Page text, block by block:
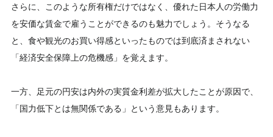
さらに、このような所有権だけではなく、優れた日本人の労働力
を安価な賃金で雇うことができるのも魅力でしょう。そうなる
と、食や観光のお買い得感といったものでは到底済まされない
「経済安全保障上の危機感」を覚えます。
一方、足元の円安は内外の実質金利差が拡大したことが原因で、
「国力低下とは無関係である」という意見もあります。